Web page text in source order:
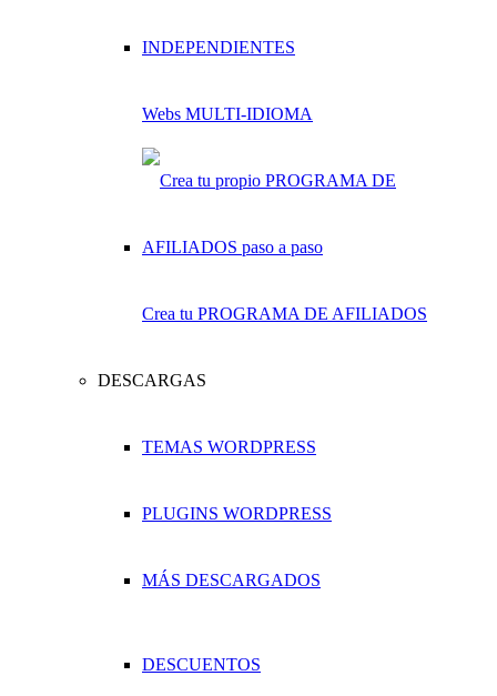
Webs MULTI-IDIOMA
Crea tu PROGRAMA DE AFILIADOS
DESCARGAS
TEMAS WORDPRESS
PLUGINS WORDPRESS
MÁS DESCARGADOS
DESCUENTOS